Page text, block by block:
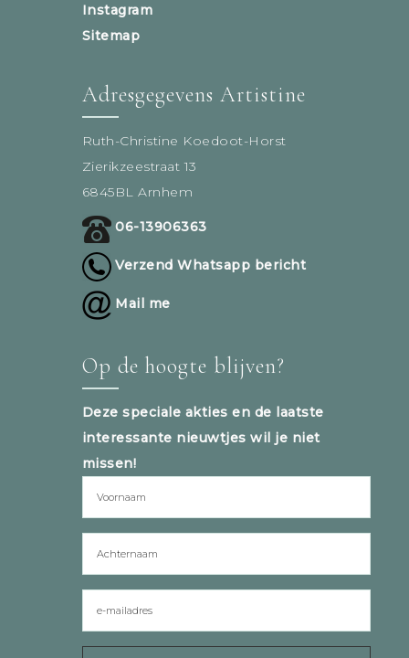
Instagram
Sitemap
Adresgegevens Artistine
Ruth-Christine Koedoot-Horst
Zierikzeestraat 13
6845BL Arnhem
06-13906363
Verzend Whatsapp bericht
Mail me
Op de hoogte blijven?
Deze speciale akties en de laatste
interessante nieuwtjes wil je niet
missen!